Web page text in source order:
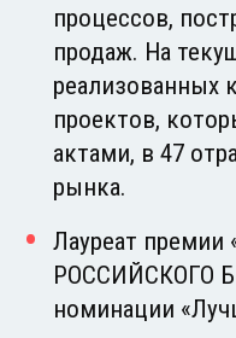
процессов,
продаж. На
реализованных
проектов,
актами, в 47
рынка.
Лауреат
РОССИЙСКОГО
номинации